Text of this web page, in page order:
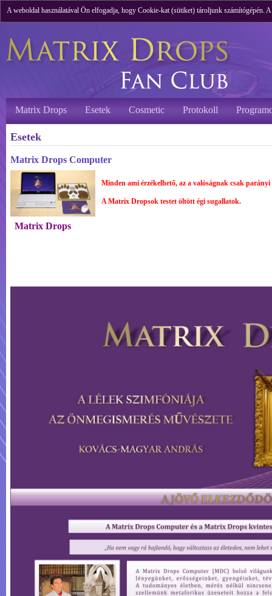
A weboldal használatával Ön elfogadja, hogy Cookie-kat (sütiket) tároljunk számítógépén.
Matrix Drops Esetek Cosmetic Protokoll
Esetek
Matrix Drops Computer
Matrix Drops
Minden ami érzékelhető, az a valóságnak csak parányi
A Matrix Dropsok testet öltött égi sugallatok.